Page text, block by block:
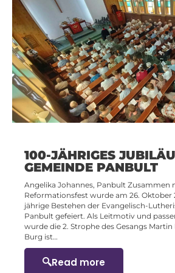
100-JÄHRIGES
GEMEINDE PANBULT
Angelika Johannes, Panbult Zusammen
Reformationsfest wurde am 26. Oktober
jährige Bestehen der Evangelisch-
Panbult gefeiert. Als Leitmotiv und
wurde die 2. Strophe des Gesangs Martin
Burg ist…
Read more